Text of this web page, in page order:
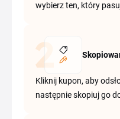
wybierz ten, który
Kliknij kupon, aby
następnie skopiuj go